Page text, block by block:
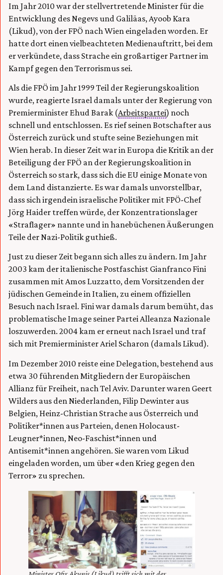
Im Jahr 2010 war der stellvertretende Minister für die
Entwicklung des Negevs und Galiläas, Ayoob Kara
(Likud), von der FPÖ nach Wien eingeladen worden. Er
hatte dort einen vielbeachteten Medienauftritt, bei dem
er verkündete, dass Strache ein großartiger Partner im
Kampf gegen den Terrorismus sei.
Als die FPÖ im Jahr 1999 Teil der Regierungskoalition
wurde, reagierte Israel damals unter der Regierung von
Premierminister Ehud Barak (Arbeitspartei) noch
schnell und entschlossen. Es rief seinen Botschafter aus
Österreich zurück und stufte seine Beziehungen mit
Wien herab. In dieser Zeit war in Europa die Kritik an der
Beteiligung der FPÖ an der Regierungskoalition in
Österreich so stark, dass sich die EU einige Monate von
dem Land distanzierte. Es war damals unvorstellbar,
dass sich irgendein israelische Politiker mit FPÖ-Chef
Jörg Haider treffen würde, der Konzentrationslager
«Straflager» nannte und in hanebüchenen Äußerungen
Teile der Nazi-Politik guthieß.
Just zu dieser Zeit begann sich alles zu ändern. Im Jahr
2003 kam der italienische Postfaschist Gianfranco Fini
zusammen mit Amos Luzzatto, dem Vorsitzenden der
jüdischen Gemeinde in Italien, zu einem offiziellen
Besuch nach Israel. Fini war damals darum bemüht, das
problematische Image seiner Partei Alleanza Nazionale
loszuwerden. 2004 kam er erneut nach Israel und traf
sich mit Premierminister Ariel Scharon (damals Likud).
Im Dezember 2010 reiste eine Delegation, bestehend aus
etwa 30 führenden Mitgliedern der Europäischen
Allianz für Freiheit, nach Tel Aviv. Darunter waren Geert
Wilders aus den Niederlanden, Filip Dewinter aus
Belgien, Heinz-Christian Strache aus Österreich und
Politiker*innen aus Parteien, denen Holocaust-
Leugner*innen, Neo-Faschist*innen und
Antisemit*innen angehören. Sie waren vom Likud
eingeladen worden, um über «den Krieg gegen den
Terror» zu sprechen.